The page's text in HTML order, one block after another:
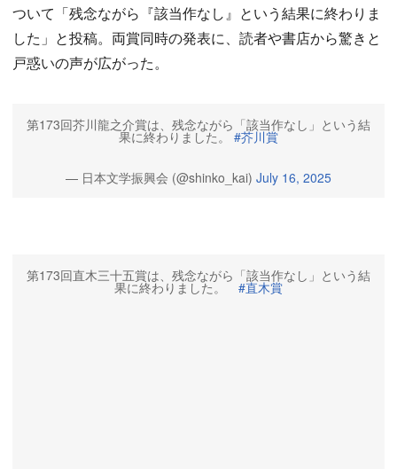
ついて「残念ながら『該当作なし』という結果に終わりま
した」と投稿。両賞同時の発表に、読者や書店から驚きと
戸惑いの声が広がった。
第173回芥川龍之介賞は、残念ながら「該当作なし」という結
果に終わりました。 #芥川賞
— 日本文学振興会 (@shinko_kai) July 16, 2025
第173回直木三十五賞は、残念ながら「該当作なし」という結
果に終わりました。 #直木賞